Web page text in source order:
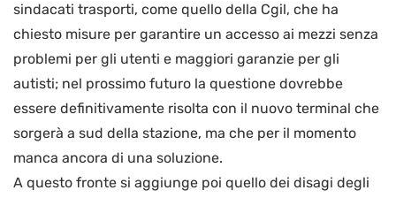
sindacati trasporti, come quello della Cgil, che ha
chiesto misure per garantire un accesso ai mezzi senza
problemi per gli utenti e maggiori garanzie per gli
autisti; nel prossimo futuro la questione dovrebbe
essere definitivamente risolta con il nuovo terminal che
sorgerà a sud della stazione, ma che per il momento
manca ancora di una soluzione.
A questo fronte si aggiunge poi quello dei disagi degli